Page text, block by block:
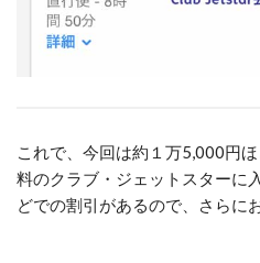
これで、今回は約１万5,000円
料のクラブ・ジェットスターに
どでの割引があるので、さらに